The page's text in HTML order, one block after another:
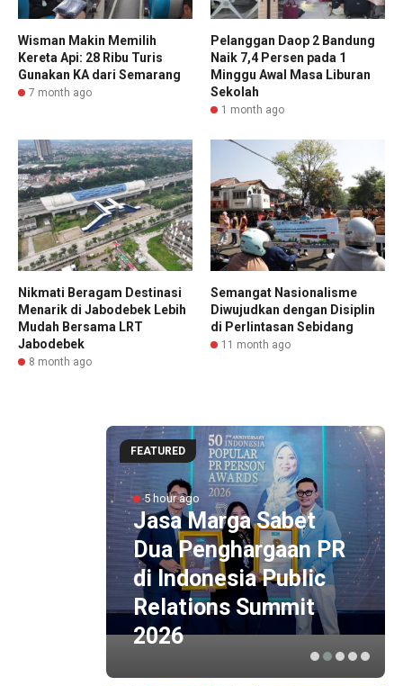
Wisman Makin Memilih
Kereta Api: 28 Ribu Turis
Gunakan KA dari Semarang
7 month ago
Pelanggan Daop 2 Bandung
Naik 7,4 Persen pada 1
Minggu Awal Masa Liburan
Sekolah
1 month ago
Nikmati Beragam Destinasi
Menarik di Jabodebek Lebih
Mudah Bersama LRT
Jabodebek
8 month ago
Semangat Nasionalisme
Diwujudkan dengan Disiplin
di Perlintasan Sebidang
11 month ago
FEATURED
5 hour ago
Jasa Marga Sabet
Dua Penghargaan PR
di Indonesia Public
Relations Summit
2026